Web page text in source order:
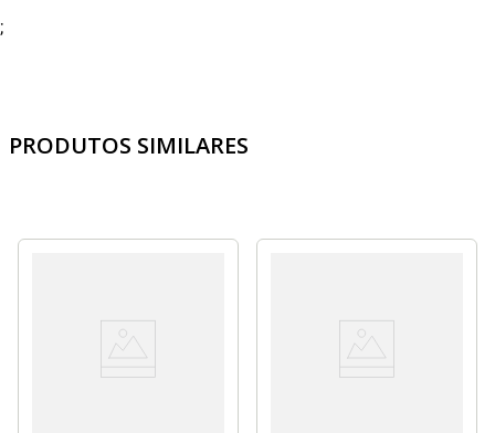
;
PRODUTOS SIMILARES